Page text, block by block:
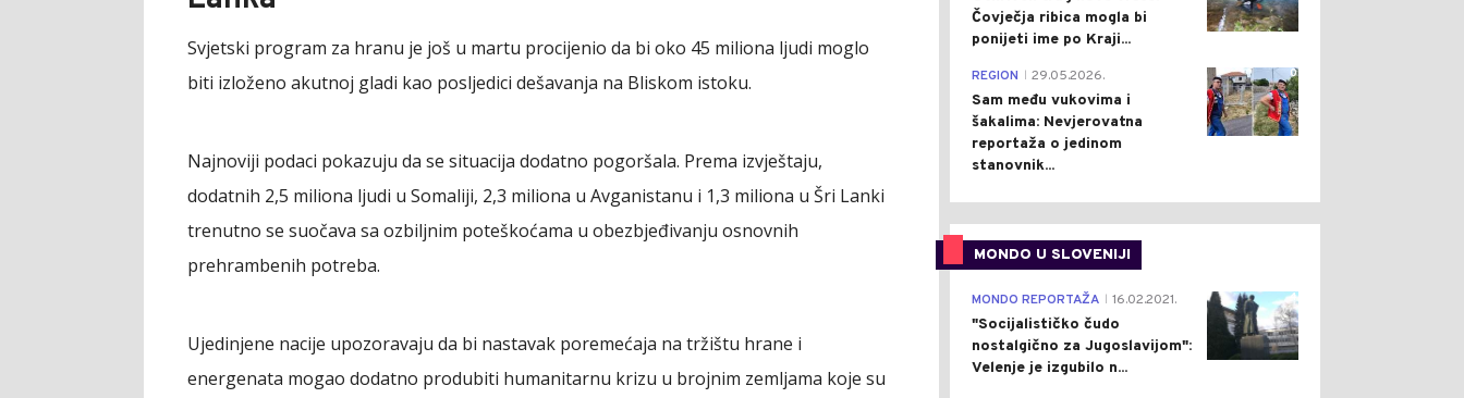
Svjetski program za hranu je još u martu procijenio da bi oko 45 miliona ljudi moglo
biti izloženo akutnoj gladi kao posljedici dešavanja na Bliskom istoku.
Najnoviji podaci pokazuju da se situacija dodatno pogoršala. Prema izvještaju,
dodatnih 2,5 miliona ljudi u Somaliji, 2,3 miliona u Avganistanu i 1,3 miliona u Šri Lanki
trenutno se suočava sa ozbiljnim poteškoćama u obezbjeđivanju osnovnih
prehrambenih potreba.
Ujedinjene nacije upozoravaju da bi nastavak poremećaja na tržištu hrane i
energenata mogao dodatno produbiti humanitarnu krizu u brojnim zemljama koje su
Čovječja ribica mogla bi
ponijeti ime po Kraji...
0
REGION 29.05.2026.
Sam među vukovima i
šakalima: Nevjerovatna
reportaža o jedinom
stanovnik...
MONDO U SLOVENIJI
4
MONDO REPORTAŽA 16.02.2021.
"Socijalističko čudo
nostalgično za Jugoslavijom":
Velenje je izgubilo n...